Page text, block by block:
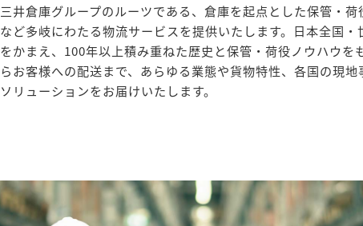
三井倉庫グループのルーツである、倉庫を起点とした保管・
など多岐にわたる物流サービスを提供いたします。日本全国・
をかまえ、100年以上積み重ねた歴史と保管・荷役ノウハウを
らお客様への配送まで、あらゆる業態や貨物特性、各国の現
ソリューションをお届けいたします。